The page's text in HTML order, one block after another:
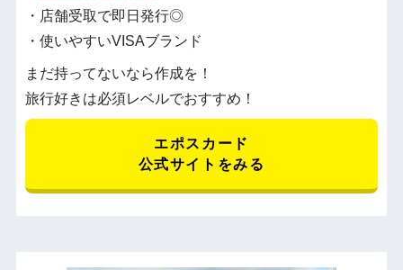
・店舗受取で即日発行◎
・使いやすいVISAブランド
まだ持ってないなら作成を！
旅行好きは必須レベルでおすすめ！
エポスカード
公式サイトをみる